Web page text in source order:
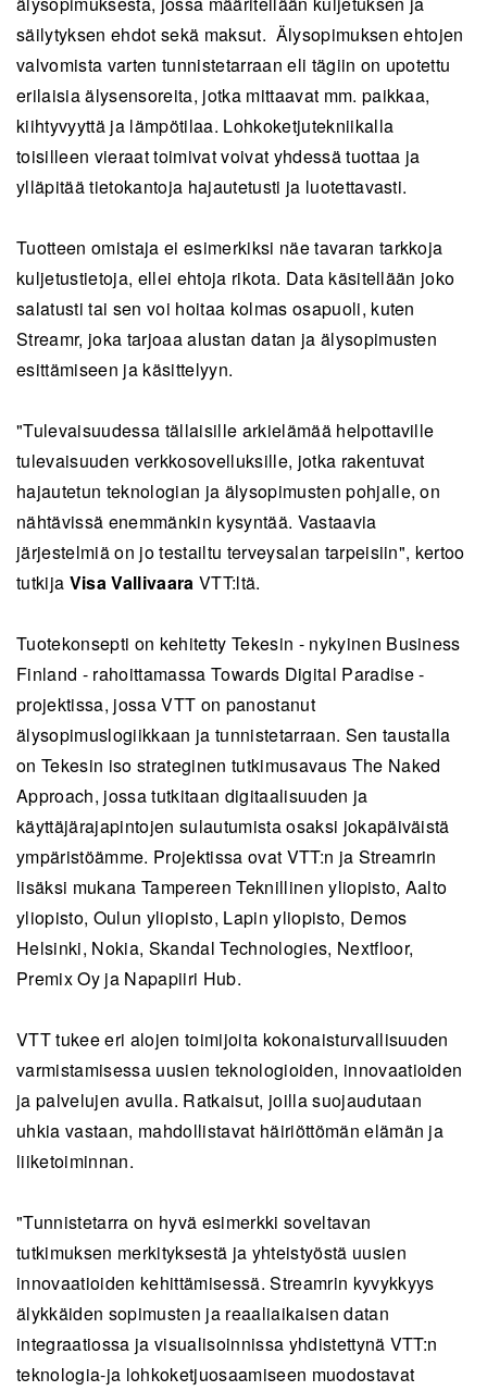
säilytyksen ehdot sekä maksut. Älysopimuksen ehtojen
valvomista varten tunnistetarraan eli tägiin on upotettu
erilaisia älysensoreita, jotka mittaavat mm. paikkaa,
kiihtyvyyttä ja lämpötilaa. Lohkoketjutekniikalla
toisilleen vieraat toimivat voivat yhdessä tuottaa ja
ylläpitää tietokantoja hajautetusti ja luotettavasti.
Tuotteen omistaja ei esimerkiksi näe tavaran tarkkoja
kuljetustietoja, ellei ehtoja rikota. Data käsitellään joko
salatusti tai sen voi hoitaa kolmas osapuoli, kuten
Streamr, joka tarjoaa alustan datan ja älysopimusten
esittämiseen ja käsittelyyn.
"Tulevaisuudessa tällaisille arkielämää helpottaville
tulevaisuuden verkkosovelluksille, jotka rakentuvat
hajautetun teknologian ja älysopimusten pohjalle, on
nähtävissä enemmänkin kysyntää. Vastaavia
järjestelmiä on jo testailtu terveysalan tarpeisiin", kertoo
tutkija Visa Vallivaara VTT:ltä.
Tuotekonsepti on kehitetty Tekesin - nykyinen Business
Finland - rahoittamassa Towards Digital Paradise -
projektissa, jossa VTT on panostanut
älysopimuslogiikkaan ja tunnistetarraan. Sen taustalla
on Tekesin iso strateginen tutkimusavaus The Naked
Approach, jossa tutkitaan digitaalisuuden ja
käyttäjärajapintojen sulautumista osaksi jokapäiväistä
ympäristöämme. Projektissa ovat VTT:n ja Streamrin
lisäksi mukana Tampereen Teknillinen yliopisto, Aalto
yliopisto, Oulun yliopisto, Lapin yliopisto, Demos
Helsinki, Nokia, Skandal Technologies, Nextfloor,
Premix Oy ja Napapiiri Hub.
VTT tukee eri alojen toimijoita kokonaisturvallisuuden
varmistamisessa uusien teknologioiden, innovaatioiden
ja palvelujen avulla. Ratkaisut, joilla suojaudutaan
uhkia vastaan, mahdollistavat häiriöttömän elämän ja
liiketoiminnan.
"Tunnistetarra on hyvä esimerkki soveltavan
tutkimuksen merkityksestä ja yhteistyöstä uusien
innovaatioiden kehittämisessä. Streamrin kyvykkyys
älykkäiden sopimusten ja reaaliaikaisen datan
integraatiossa ja visualisoinnissa yhdistettynä VTT:n
teknologia-ja lohkoketjuosaamiseen muodostavat